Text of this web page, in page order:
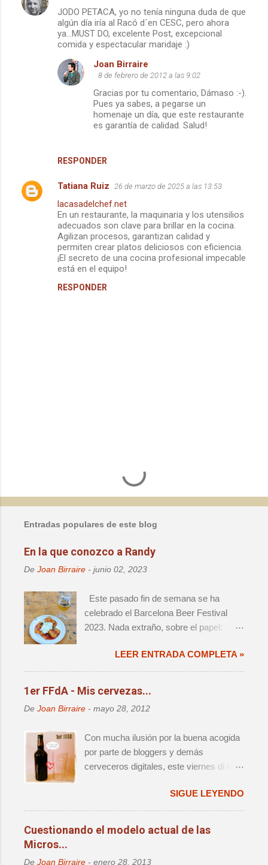
JODO PETACA, yo no tenía ninguna duda de que
algún día iría al Racó d´en CESC, pero ahora
ya...MUST DO, excelente Post, excepcional
comida y espectacular maridaje :)
RESPONDER
Joan Birraire
8 de febrero de 2012 a las 9:02
Gracias por tu comentario, Dámaso :-).
Pues ya sabes, a pegarse un
homenaje un día, que este restaurante
es garantía de calidad. Salud!
Tatiana Ruiz 26 de marzo de 2025 a las 13:53
lacasadelchef.net
En un restaurante, la maquinaria y los utensilios
adecuados son clave para brillar en la cocina.
Agilizan procesos, garantizan calidad y
permiten crear platos deliciosos con eficiencia.
¡El secreto de una cocina profesional impecable
está en el equipo!
RESPONDER
c
a
r
n
c
o
m
e
n
o
Entradas populares de este blog
En la que conozco a Randy
De Joan Birraire - junio 02, 2023
Este pasado fin de semana se ha
celebrado el Barcelona Beer Festival
2023. Nada extraño, sobre el papel:
magnitud, que ya forma parte del
calendario anual de actos relevantes. El
cambio de sede significaba un retorno a
artesana en este país, así como una
que han aparecido alrededor del festival
- i.e. Challenge e Innbrew –.
Ingredientes, todos ellos, que hacían que
LEER ENTRADA COMPLETA »
1er FFdA - Mis cervezas...
De Joan Birraire - mayo 28, 2012
Con mucha ilusión por la buena acogida
por parte de bloggers y demás
cerveceros digitales, este viernes di el
Fondo de Armario (FFdA), una iniciativa
que, como ya se ha contado
anteriormente, busca hacer un favor a
SIGUE LEYENDO
Cuestionando el modelo actual de las
Micros...
De Joan Birraire - enero 28, 2013